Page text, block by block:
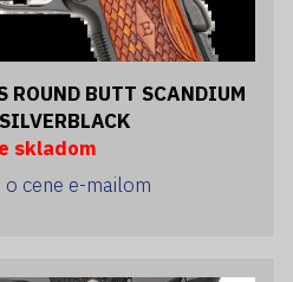
ROUND BUTT SCANDIUM
skladom
cene e-mailom